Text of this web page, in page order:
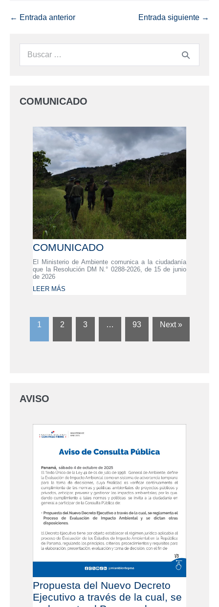
← Entrada anterior Entrada siguiente →
COMUNICADO
COMUNICADO
El Ministerio de Ambiente comunica a la ciudadanía
que la Resolución DM N.° 0288-2026, de 15 de junio
de 2026
LEER MÁS
1 2 3 … 93 Next »
AVISO
Propuesta del Nuevo Decreto
Ejecutivo a través de la cual, se